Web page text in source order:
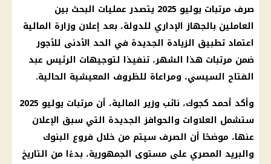
صرف مرتبات يوليو 2025 يتصدر عمليات البحث بين
العاملين بالجهاز الإداري للدولة، بعد إعلان وزارة المالية
اعتماد تطبيق الزيادة الجديدة في الحد الأدنى للأجور
ضمن مرتبات هذا الشهر، تنفيذا لتوجيهات الرئيس عبد
الفتاح السيسي، ومراعاة للظروف المعيشية الحالية.
وأكد أحمد كجوك، نائب وزير المالية، أن مرتبات يوليو 2025
ستشمل العلاوات والحوافز الجديدة التي سبق الإعلان
عنها، موضحًا أن الصرف سيتم من خلال فروع البنوك
والبريد المصري على مستوى الجمهورية، بدءًا من التاريخ